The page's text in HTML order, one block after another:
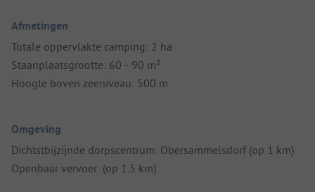
Afmetingen
Totale oppervlakte camping: 2 ha
Staanplaatsgrootte: 60 - 90 m²
Hoogte boven zeeniveau: 500 m
Omgeving
Dichtstbijzijnde dorpscentrum: Obersammelsdorf (op 1 km)
Openbaar vervoer: (op 1.5 km)